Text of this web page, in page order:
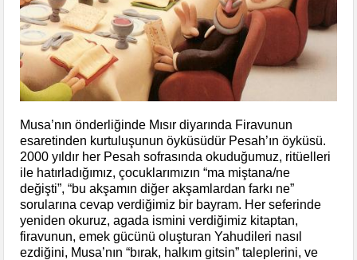
Musa’nın önderliğinde Mısır diyarında Firavunun
esaretinden kurtuluşunun öyküsüdür Pesah’ın öyküsü.
2000 yıldır her Pesah sofrasında okuduğumuz, ritüelleri
ile hatırladığımız, çocuklarımızın “ma miştana/ne
değişti”, “bu akşamın diğer akşamlardan farkı ne”
sorularına cevap verdiğimiz bir bayram. Her seferinde
yeniden okuruz, agada ismini verdiğimiz kitaptan,
firavunun, emek gücünü oluşturan Yahudileri nasıl
ezdiğini, Musa’nın “bırak, halkım gitsin” taleplerini, ve